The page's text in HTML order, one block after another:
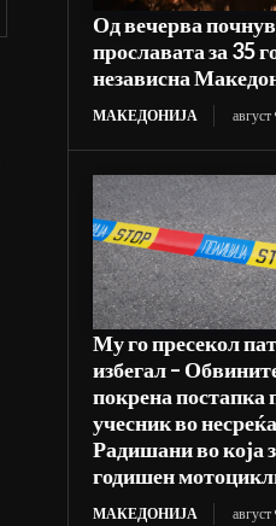
Од вечерва
прославата за 35
независна
МАКЕДОНИЈА
Му го пресекол
избегал –
покрена постапка
учесник во
Радишани во која
годишен
МАКЕДОНИЈА